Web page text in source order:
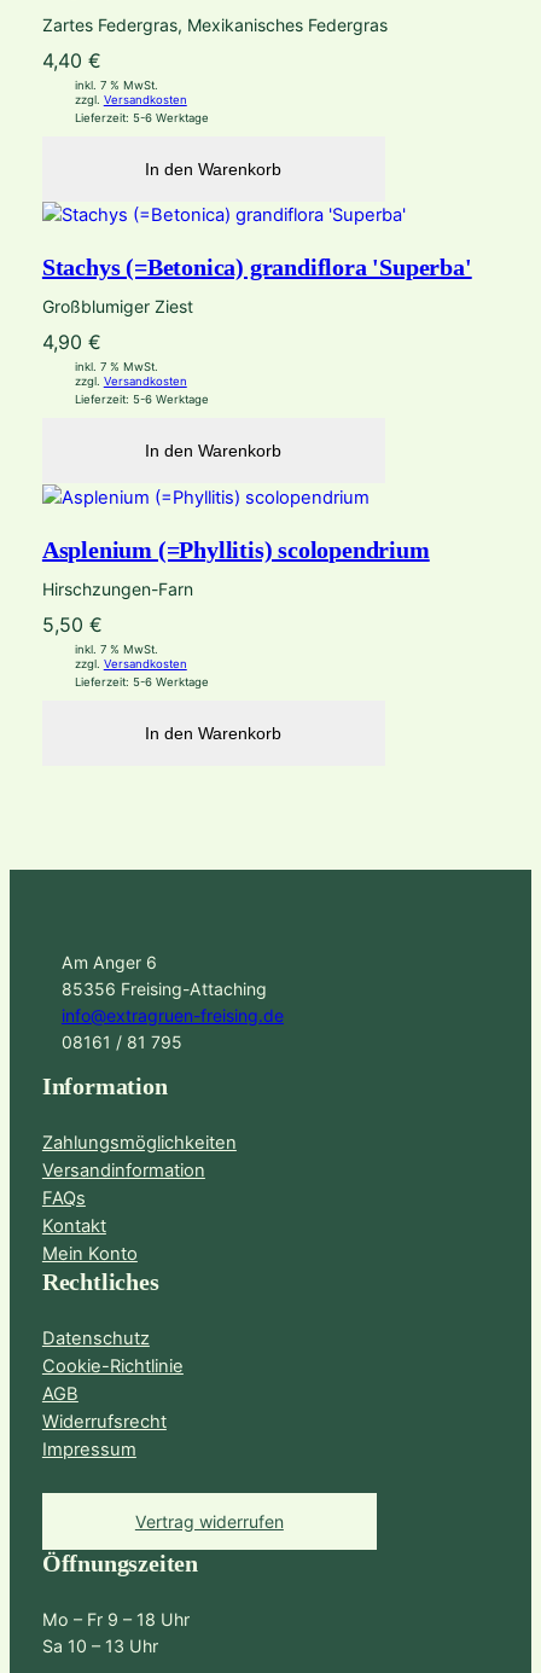
Zartes Federgras, Mexikanisches Federgras
4,40 €
inkl. 7 % MwSt.
zzgl. Versandkosten
Lieferzeit: 5-6 Werktage
In den Warenkorb
Stachys (=Betonica) grandiflora 'Superba'
Großblumiger Ziest
4,90 €
inkl. 7 % MwSt.
zzgl. Versandkosten
Lieferzeit: 5-6 Werktage
In den Warenkorb
Asplenium (=Phyllitis) scolopendrium
Hirschzungen-Farn
5,50 €
inkl. 7 % MwSt.
zzgl. Versandkosten
Lieferzeit: 5-6 Werktage
In den Warenkorb
Am Anger 6
85356 Freising-Attaching
info@extragruen-freising.de
08161 / 81 795
Information
Zahlungsmöglichkeiten
Versandinformation
FAQs
Kontakt
Mein Konto
Rechtliches
Datenschutz
Cookie-Richtlinie
AGB
Widerrufsrecht
Impressum
Vertrag widerrufen
Öffnungszeiten
Mo – Fr 9 – 18 Uhr
Sa 10 – 13 Uhr